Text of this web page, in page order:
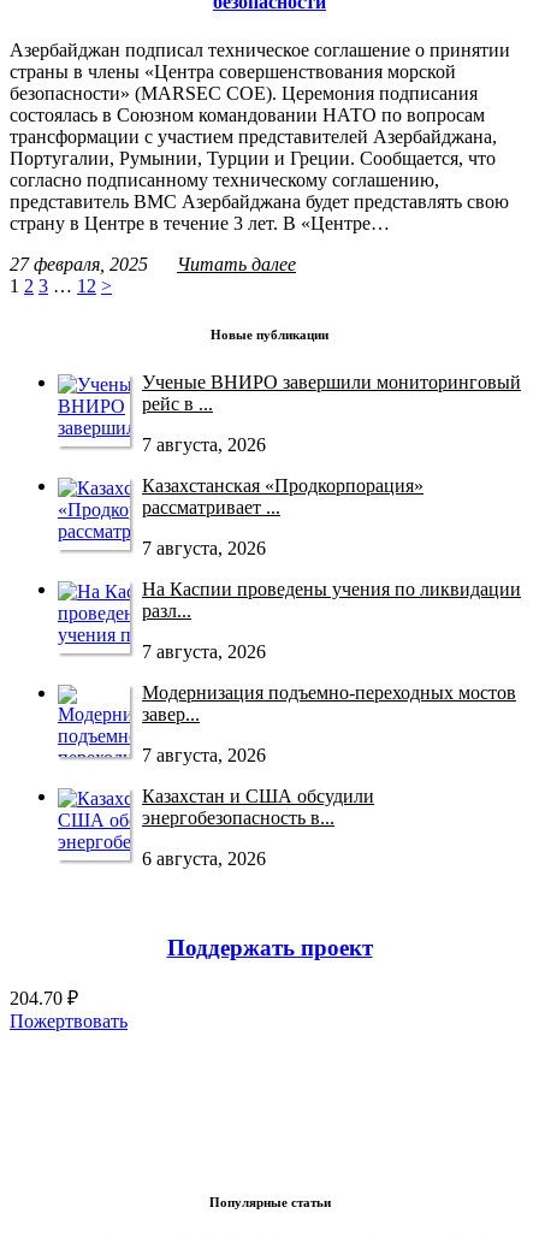
Азербайджан подписал техническое соглашение о принятии
страны в члены «Центра совершенствования морской
безопасности» (MARSEC COE). Церемония подписания
состоялась в Союзном командовании НАТО по вопросам
трансформации с участием представителей Азербайджана,
Португалии, Румынии, Турции и Греции. Сообщается, что
согласно подписанному техническому соглашению,
представитель ВМС Азербайджана будет представлять свою
страну в Центре в течение 3 лет. В «Центре…
27 февраля, 2025
Читать далее
1 2 3 … 12 >
Новые публикации
Ученые ВНИРО завершили мониторинговый
рейс в ...
7 августа, 2026
Казахстанская «Продкорпорация»
рассматривает ...
7 августа, 2026
На Каспии проведены учения по ликвидации
разл...
7 августа, 2026
Модернизация подъемно-переходных мостов
завер...
7 августа, 2026
Казахстан и США обсудили
энергобезопасность в...
6 августа, 2026
Поддержать проект
204.70 ₽
Пожертвовать
Популярные статьи